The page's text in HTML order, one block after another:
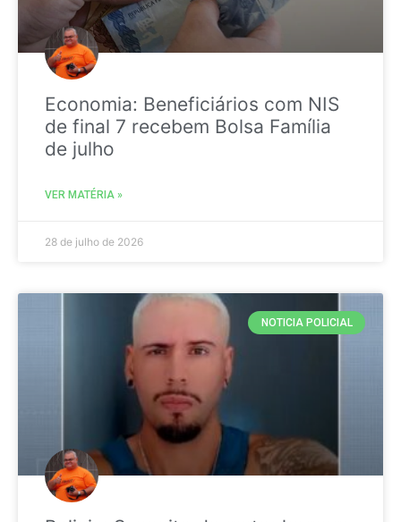
Economia: Beneficiários com NIS
de final 7 recebem Bolsa Família
de julho
VER MATÉRIA »
28 de julho de 2026
NOTICIA POLICIAL